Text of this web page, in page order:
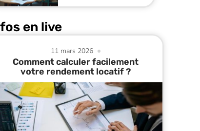
en live
11 mars 2026
Comment calculer facilement
votre rendement locatif ?